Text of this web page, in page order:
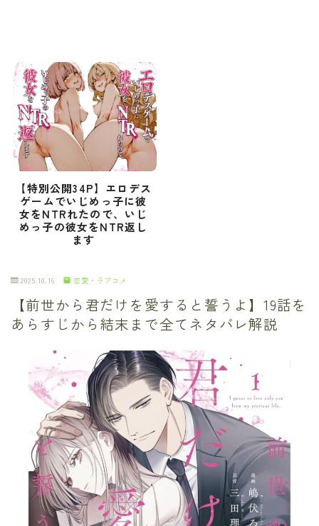
【特別公開34P】エロデス
ゲームでいじめっ子に彼
女をNTRれたので、いじ
めっ子の彼女をNTR返し
ます
2025.10.16 恋愛・ラブコメ
【前世から君だけを愛すると誓うよ】19話を
あらすじから結末まで全てネタバレ解説